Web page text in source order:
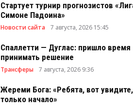
Стартует турнир прогнозистов
Симоне Падоина»
Новости сайта 7 августа, 2026 15:45
Спаллетти — Дуглас: пришло время
принимать решение
Трансферы 7 августа, 2026 9:36
Жереми Бога: «Ребята, вот
только начало»